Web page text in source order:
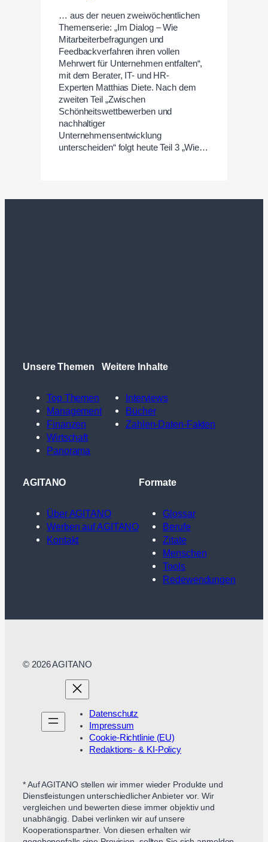
… aus der neuen zweiwöchentlichen
Themenserie: „Im Dialog – Wie
Mitarbeiterbefragungen und
Feedbackverfahren ihren vollen
Mehrwert für Unternehmen entfalten“,
mit dem Berater, IT- und HR-
Experten Matthias Diete. Nach dem
zweiten Teil „Zwischen
Schönheitswettbewerben und
nachhaltiger
Unternehmensentwicklung
unterscheiden“ folgt heute Teil 3 „Wie…
Unsere Themen
Top Themen
Management
Finanzen
Wirtschaft
Panorama
Weitere Inhalte
Interviews
Bücher
Zahlen-Daten-Fakten
AGITANO
Über AGITANO
Werben auf AGITANO
Kontakt
Formate
Glossar
Berufe
Zitate
Menschen
Tools
Redewendungen
© 2026 AGITANO
Datenschutz
Impressum
Cookie-Richtlinie (EU)
Redaktions- & KI-Policy
* Auf AGITANO stellen wir immer wieder Produkte und
Dienstleistungen unterschiedlicher Anbieter vor. Wir
vergleichen und bewerten diese immer objektiv und
unabhängig. Dabei verlinken wir auf unsere
Kooperationspartner. Von diesen erhalten wir